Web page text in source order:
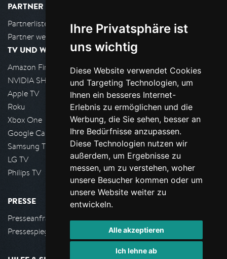
Ihre Privatsphäre ist
uns wichtig
Diese Website verwendet Cookies
und Targeting Technologien, um
Ihnen ein besseres Internet-
Erlebnis zu ermöglichen und die
Werbung, die Sie sehen, besser an
Ihre Bedürfnisse anzupassen.
Diese Technologien nutzen wir
außerdem, um Ergebnisse zu
messen, um zu verstehen, woher
unsere Besucher kommen oder um
unsere Website weiter zu
entwickeln.
Alle akzeptieren
Ich lehne ab
PARTNER
Partnerliste
Partner werden
TV UND WOHNZIMMER
Amazon FireTV
NVIDIA SHIELD, Google TV
Apple TV
Roku
Xbox One
Google Cast
Samsung TV
LG TV
Philips TV
PRESSE
Presseanfrage stellen
Pressespiegel